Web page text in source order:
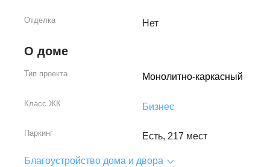
Отделка Нет
О доме
Тип проекта Монолитно-каркасный
Класс ЖК Бизнес
Паркинг Есть, 217 мест
Благоустройство дома и двора